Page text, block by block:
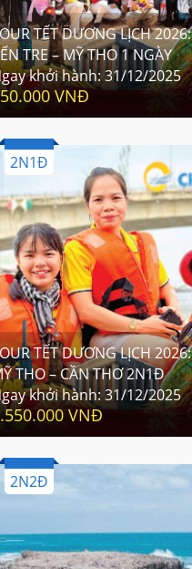
TẾT DƯƠNG LỊCH 2026:
TRE – MỸ THO 1 NGÀY
khởi hành:31/12/2025
VNĐ
2N1Đ
TẾT DƯƠNG LỊCH 2026:
THO – CẦN THƠ 2N1Đ
khởi hành:31/12/2025
VNĐ
2N2Đ